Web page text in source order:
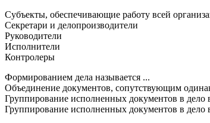
Субъекты, обеспечивающие работу всей
Секретари и делопроизводители
Руководители
Исполнители
Контролеры
Формированием дела называется ...
Объединение документов, сопутствующим
Группирование исполненных документов в дело
Группирование исполненных документов в дело